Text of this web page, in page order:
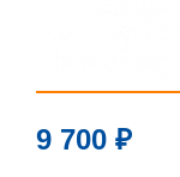
9 700 ₽